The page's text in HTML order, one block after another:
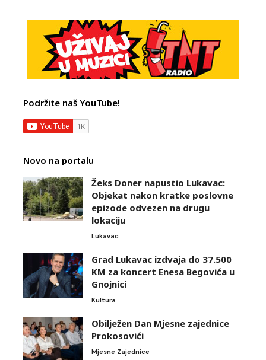
Podržite naš YouTube!
Novo na portalu
Žeks Doner napustio Lukavac:
Objekat nakon kratke poslovne
epizode odvezen na drugu
lokaciju
Lukavac
Grad Lukavac izdvaja do 37.500
KM za koncert Enesa Begovića u
Gnojnici
Kultura
Obilježen Dan Mjesne zajednice
Prokosovići
Mjesne Zajednice